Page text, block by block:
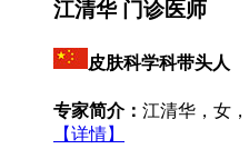
江清华 门诊医师
皮肤科学科带头人
专家简介： 江清华，女
【详情】